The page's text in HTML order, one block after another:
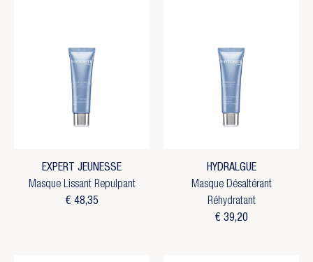
EXPERT JEUNESSE
Masque Lissant Repulpant
€ 48,35
HYDRALGUE
Masque Désaltérant
Réhydratant
€ 39,20